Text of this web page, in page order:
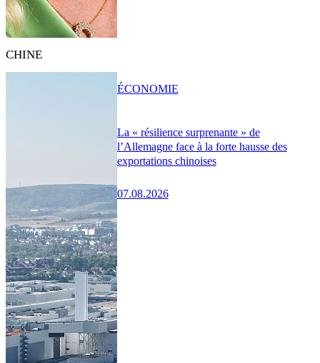
CHINE
La « résilience surprenante » de
l’Allemagne face à la forte hausse des
exportations chinoises
07.08.2026
ÉCONOMIE